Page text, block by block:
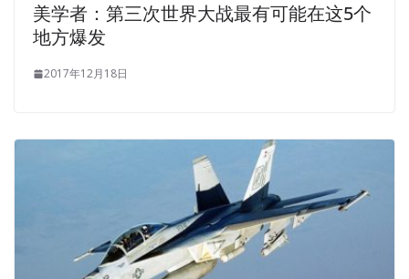
美学者：第三次世界大战最有可能在这5个
地方爆发
2017年12月18日